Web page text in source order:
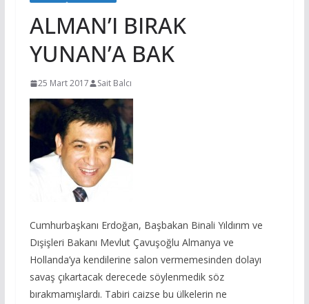
ALMAN’I BIRAK
YUNAN’A BAK
25 Mart 2017 Sait Balcı
Cumhurbaşkanı Erdoğan, Başbakan Binali Yıldırım ve
Dışişleri Bakanı Mevlut Çavuşoğlu Almanya ve
Hollanda’ya kendilerine salon vermemesinden dolayı
savaş çıkartacak derecede söylenmedik söz
bırakmamışlardı. Tabiri caizse bu ülkelerin ne